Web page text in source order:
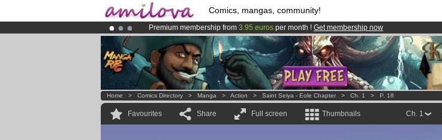
Comics, mangas, community!
Premium membership from 3.95 euros per month ! Get membership now
Already 100000membersand 1000comics & mangas!.
AmilovaKickstarter is now LIVE!.
Home > Comics Directory > Manga > Action > Saint Seiya - Eole Chapter > Ch. 1 > P. 18
Favourites Share Full screen Thumbnails Ch. 1